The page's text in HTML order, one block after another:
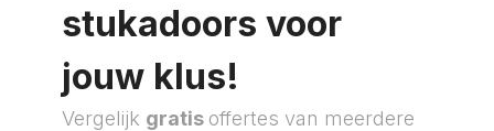
stukadoors voor
jouw klus!
Vergelijk gratis offertes van meerdere